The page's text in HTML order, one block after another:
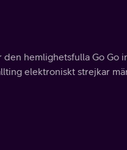
hemlighetsfulla Go Go
elektroniskt strejkar